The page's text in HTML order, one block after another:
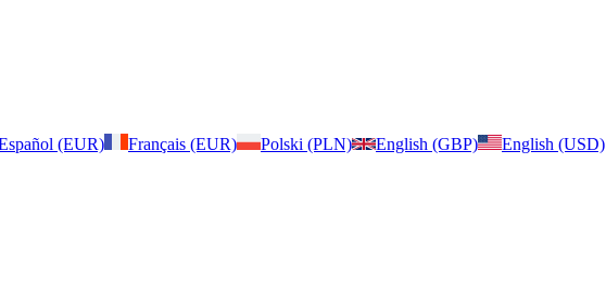
(EUR) Français (EUR) Polski (PLN) English (GBP) English (USD)